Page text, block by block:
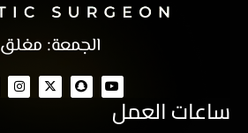
الجمعة: مغلق
ساعات العمل